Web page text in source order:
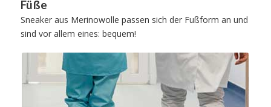
Füße
Sneaker aus Merinowolle passen sich der Fußform an und
sind vor allem eines: bequem!